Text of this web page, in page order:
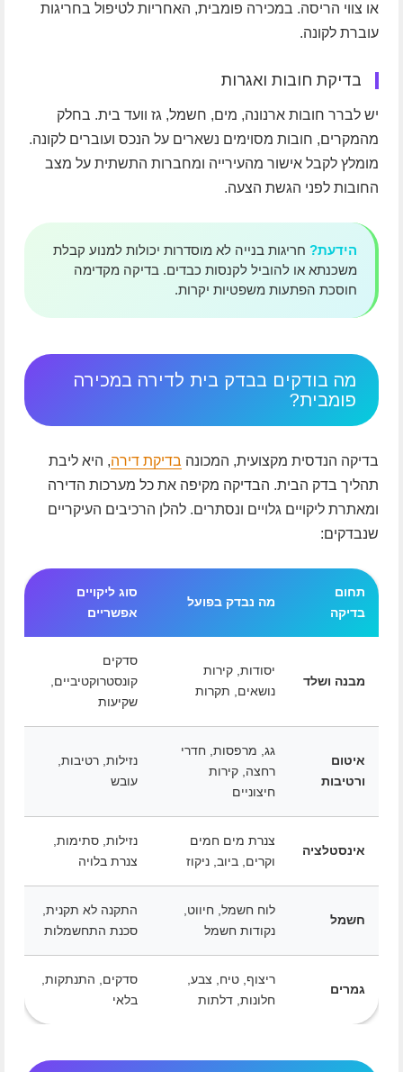
או צווי הריסה. במכירה פומבית, האחריות לטיפול בחריגות
עוברת לקונה.
בדיקת חובות ואגרות
יש לברר חובות ארנונה, מים, חשמל, גז וועד בית. בחלק
מהמקרים, חובות מסוימים נשארים על הנכס ועוברים לקונה.
מומלץ לקבל אישור מהעירייה ומחברות התשתית על מצב
החובות לפני הגשת הצעה.
הידעת?חריגות בנייה לא מוסדרות יכולות למנוע קבלת
משכנתא או להוביל לקנסות כבדים. בדיקה מקדימה
חוסכת הפתעות משפטיות יקרות.
מה בודקים בבדק בית לדירה במכירה
פומבית?
בדיקה הנדסית מקצועית, המכונה בדיקת דירה, היא ליבת
תהליך בדק הבית. הבדיקה מקיפה את כל מערכות הדירה
ומאתרת ליקויים גלויים ונסתרים. להלן הרכיבים העיקריים
שנבדקים:
תחום
בדיקה
מה נבדק בפועל
סוג ליקויים
אפשריים
מבנה ושלד
יסודות, קירות
נושאים, תקרות
סדקים
קונסטרוקטיביים,
שקיעות
איטום
ורטיבות
גג, מרפסות, חדרי
רחצה, קירות
חיצוניים
נזילות, רטיבות,
עובש
אינסטלציה
צנרת מים חמים
וקרים, ביוב, ניקוז
נזילות, סתימות,
צנרת בלויה
חשמל
לוח חשמל, חיווט,
נקודות חשמל
התקנה לא תקנית,
סכנת התחשמלות
גמרים
ריצוף, טיח, צבע,
חלונות, דלתות
סדקים, התנתקות,
בלאי